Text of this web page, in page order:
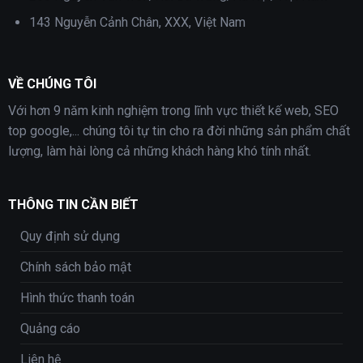
143 Nguyễn Cảnh Chân, XXX, Việt Nam
VỀ CHÚNG TÔI
Với hơn 9 năm kinh nghiệm trong lĩnh vực thiết kế web, SEO
top google,... chúng tôi tự tin cho ra đời những sản phẩm chất
lượng, làm hài lòng cả những khách hàng khó tính nhất.
THÔNG TIN CẦN BIẾT
Quy định sử dụng
Chính sách bảo mật
Hình thức thanh toán
Quảng cáo
Liên hệ